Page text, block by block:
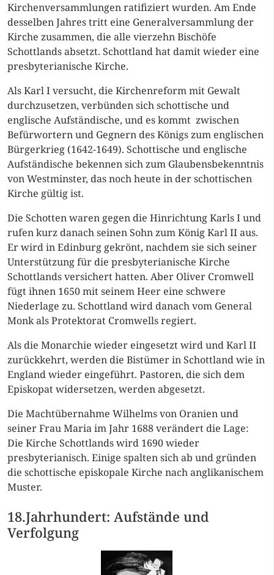
Kirchenversammlungen ratifiziert wurden. Am Ende
desselben Jahres tritt eine Generalversammlung der
Kirche zusammen, die alle vierzehn Bischöfe
Schottlands absetzt. Schottland hat damit wieder eine
presbyterianische Kirche.
Als Karl I versucht, die Kirchenreform mit Gewalt
durchzusetzen, verbünden sich schottische und
englische Aufständische, und es kommt zwischen
Befürwortern und Gegnern des Königs zum englischen
Bürgerkrieg (1642-1649). Schottische und englische
Aufständische bekennen sich zum Glaubensbekenntnis
von Westminster, das noch heute in der schottischen
Kirche gültig ist.
Die Schotten waren gegen die Hinrichtung Karls I und
rufen kurz danach seinen Sohn zum König Karl II aus.
Er wird in Edinburg gekrönt, nachdem sie sich seiner
Unterstützung für die presbyterianische Kirche
Schottlands versichert hatten. Aber Oliver Cromwell
fügt ihnen 1650 mit seinem Heer eine schwere
Niederlage zu. Schottland wird danach vom General
Monk als Protektorat Cromwells regiert.
Als die Monarchie wieder eingesetzt wird und Karl II
zurückkehrt, werden die Bistümer in Schottland wie in
England wieder eingeführt. Pastoren, die sich dem
Episkopat widersetzen, werden abgesetzt.
Die Machtübernahme Wilhelms von Oranien und
seiner Frau Maria im Jahr 1688 verändert die Lage:
Die Kirche Schottlands wird 1690 wieder
presbyterianisch. Einige spalten sich ab und gründen
die schottische episkopale Kirche nach anglikanischem
Muster.
18.Jahrhundert: Aufstände und
Verfolgung